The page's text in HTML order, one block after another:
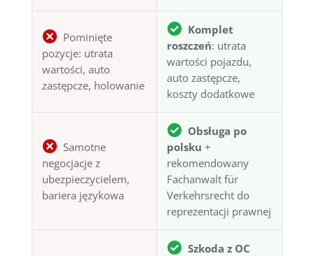
Pominięte
pozycje: utrata
wartości, auto
zastępcze, holowanie
Komplet
roszczeń: utrata
wartości pojazdu,
auto zastępcze,
koszty dodatkowe
Samotne
negocjacje z
ubezpieczycielem,
bariera językowa
Obsługa po
polsku +
rekomendowany
Fachanwalt für
Verkehrsrecht do
reprezentacji prawnej
Szkoda z OC